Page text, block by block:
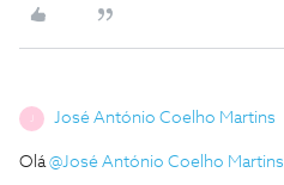
José António Coelho Martins
Olá@José António Coelho Martins